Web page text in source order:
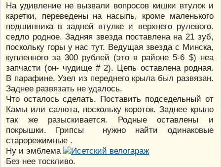
На удивление не вызвали вопросов кишки втулок и
каретки, переведены на насыпь, кроме маленького
подшипника в задней втулке и верхнего рулевого.
седло родное. Задняя звезда поставлена на 21 зуб,
поскольку горы у нас тут. Ведущая звезда с Минска,
купленного за 300 рублей (это в районе 5-6 $) неа
запчасти (он- чудище # 2). Цепь оставлена родная.
В парафине. Узел из переднего крыла был развязан.
Заднее развязать не удалось.
Что осталось сделать. Поставить подседельный от
Камы или салюта, поскольку короток. Заднее крыло
так же разыскивается. Родные оставлены и
покрышки. Грипсы нужно найти одинаковые
старорежимные .
Ну и эмблема
Без нее тоскливо.